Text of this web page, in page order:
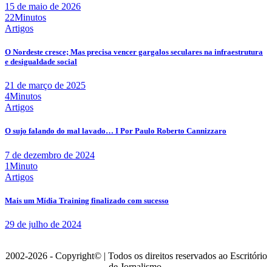
15 de maio de 2026
22Minutos
Artigos
O Nordeste cresce; Mas precisa vencer gargalos seculares na infraestrutura
e desigualdade social
21 de março de 2025
4Minutos
Artigos
O sujo falando do mal lavado… I Por Paulo Roberto Cannizzaro
7 de dezembro de 2024
1Minuto
Artigos
Mais um Mídia Training finalizado com sucesso
29 de julho de 2024
2002-2026 - Copyright© | Todos os direitos reservados ao Escritório